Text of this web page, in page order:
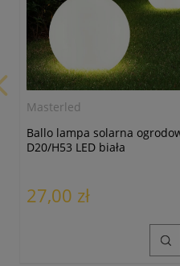
Masterled
Ballo lampa solarna
D20/H53 LED biała
27,00 zł